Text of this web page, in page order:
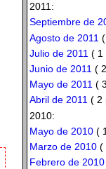
2011:
Septiembre de
Agosto de 2011
Julio de 2011 ( 1
Junio de 2011 (
Mayo de 2011 (
Abril de 2011( 2
2010:
Mayo de 2010(
Marzo de 2010(
Febrero de 2010